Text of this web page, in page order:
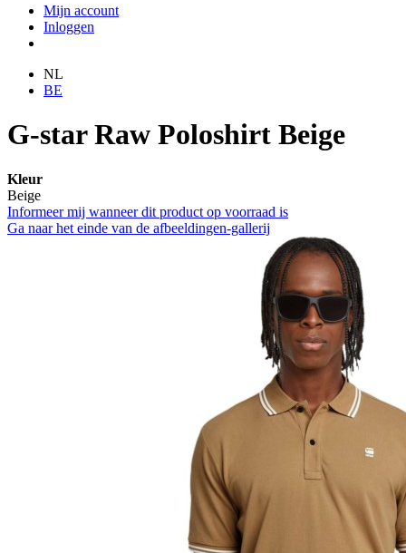
Mijn account
Inloggen
NL
BE
G-star Raw Poloshirt Beige
Kleur
Beige
Informeer mij wanneer dit product op voorraad is
Ga naar het einde van de afbeeldingen-gallerij